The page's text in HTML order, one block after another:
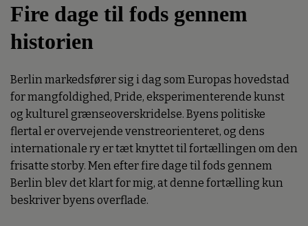
Fire dage til fods gennem
historien
Berlin markedsfører sig i dag som Europas hovedstad
for mangfoldighed, Pride, eksperimenterende kunst
og kulturel grænseoverskridelse. Byens politiske
flertal er overvejende venstreorienteret, og dens
internationale ry er tæt knyttet til fortællingen om den
frisatte storby. Men efter fire dage til fods gennem
Berlin blev det klart for mig, at denne fortælling kun
beskriver byens overflade.